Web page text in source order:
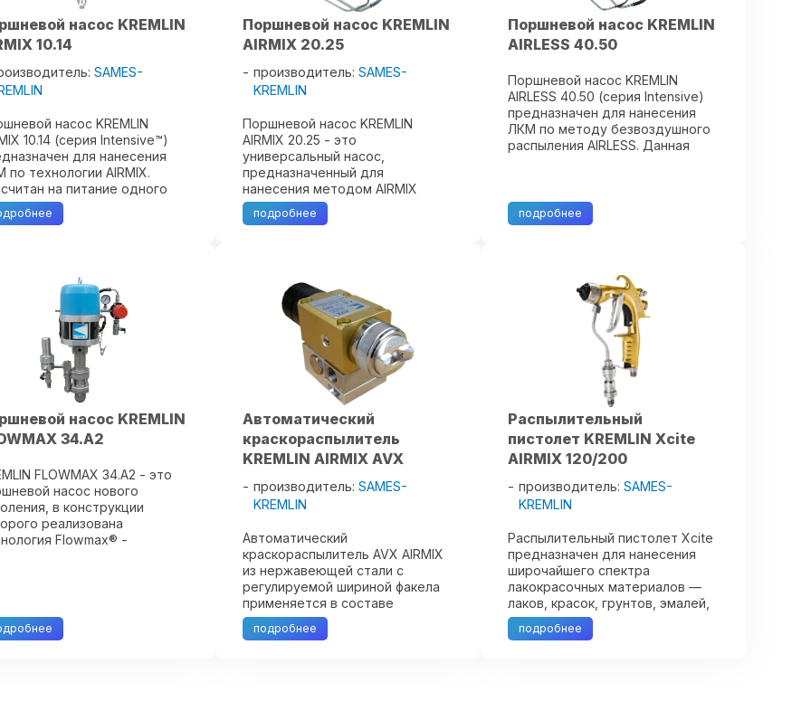
насос KREMLIN
10.14
SAMES-
насос KREMLIN
10.14 (серия Intensive™)
для нанесения
по технологии AIRMIX.
на питание одного
пистолета.
специально для
Поршневой насос KREMLIN
AIRMIX 20.25
производитель:SAMES-
KREMLIN
Поршневой насос KREMLIN
AIRMIX 20.25 - это
универсальный насос,
предназначенный для
нанесения методом AIRMIX
широкого спектра ЛКМ, в том
числе водорастворимых, вязких
подробнее
Поршневой насос KREMLIN
AIRLESS 40.50
Поршневой насос KREMLIN
AIRLESS 40.50 (серия Intensive)
предназначен для нанесения
ЛКМ по методу безвоздушного
распыления AIRLESS. Данная
осуществляется без участия
воздуха за ...
подробнее
насос KREMLIN
34.A2
FLOWMAX 34.A2 - это
насос нового
в конструкции
реализована
Flowmax® -
AIRLESS . ...
Автоматический
краскораспылитель
KREMLIN AIRMIX AVX
производитель:SAMES-
KREMLIN
Автоматический
краскораспылитель AVX AIRMIX
из нержавеющей стали с
регулируемой шириной факела
применяется в составе
автоматических линий для
нанесения широкого спектра
подробнее
Распылительный
пистолет KREMLIN Xcite
AIRMIX 120/200
производитель:SAMES-
KREMLIN
Распылительный пистолет Xcite
предназначен для нанесения
широчайшего спектра
лакокрасочных материалов —
лаков, красок, грунтов, эмалей,
водорастворимых и
органорастворимых,
подробнее